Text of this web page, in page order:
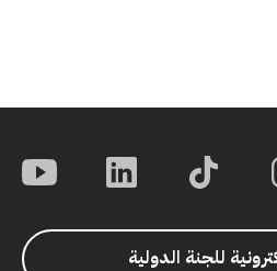
للجنة الدولية